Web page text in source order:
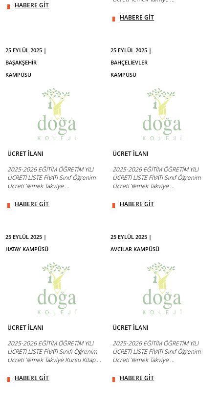
HABERE GİT
HABERE GİT
25 EYLÜL 2025 |
BAŞAKŞEHİR
KAMPÜSÜ
ÜCRET İLANI
2025-2026 EĞİTİM ÖĞRETİM YILI
ÜCRETİ LİSTE FİYATI Sınıf Öğrenim
Ücreti Yemek Takviye ...
HABERE GİT
25 EYLÜL 2025 |
BAHÇELİEVLER
KAMPÜSÜ
ÜCRET İLANI
2025-2026 EĞİTİM ÖĞRETİM YILI
ÜCRETİ LİSTE FİYATI Sınıf Öğrenim
Ücreti Yemek Takviye ...
HABERE GİT
25 EYLÜL 2025 |
HATAY KAMPÜSÜ
ÜCRET İLANI
2025-2026 EĞİTİM ÖĞRETİM YILI
ÜCRETİ LİSTE FİYATI Sınıfı Öğrenim
Ücreti Yemek Takviye Kursu Kitap ...
HABERE GİT
25 EYLÜL 2025 |
AVCILAR KAMPÜSÜ
ÜCRET İLANI
2025-2026 EĞİTİM ÖĞRETİM YILI
ÜCRETİ LİSTE FİYATI Sınıf Öğrenim
Ücreti Yemek Takviye ...
HABERE GİT